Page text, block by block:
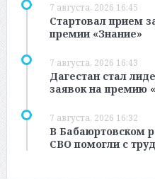
7 августа, 2026 16:45
Стартовал прием
премии «Знание»
7 августа, 2026 16:43
Дагестан стал
заявок на премию
7 августа, 2026 16:32
В Бабаюртовском
СВО помогли с